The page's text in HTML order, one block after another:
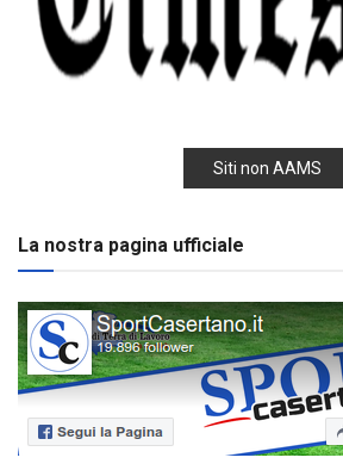
Siti non AAMS
La nostra pagina ufficiale